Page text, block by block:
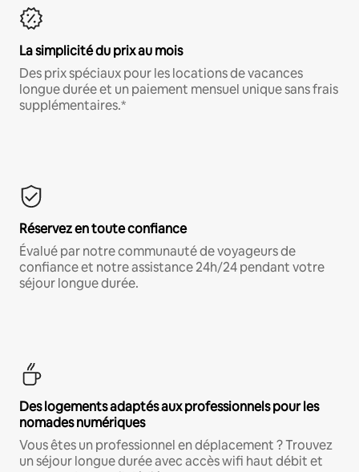
La simplicité du prix au mois
Des prix spéciaux pour les locations de vacances
longue durée et un paiement mensuel unique sans frais
supplémentaires.*
Réservez en toute confiance
Évalué par notre communauté de voyageurs de
confiance et notre assistance 24h/24 pendant votre
séjour longue durée.
Des logements adaptés aux professionnels pour les
nomades numériques
Vous êtes un professionnel en déplacement ? Trouvez
un séjour longue durée avec accès wifi haut débit et